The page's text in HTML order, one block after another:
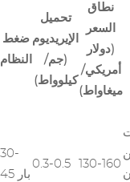
ضغط
النظام
تحميل
الإيريديوم
(جم/
كيلوواط)
نطاق
السعر
(دولار
أمريكي/
ميغاواط)
30-
45 بار
0.3-0.5 130-160